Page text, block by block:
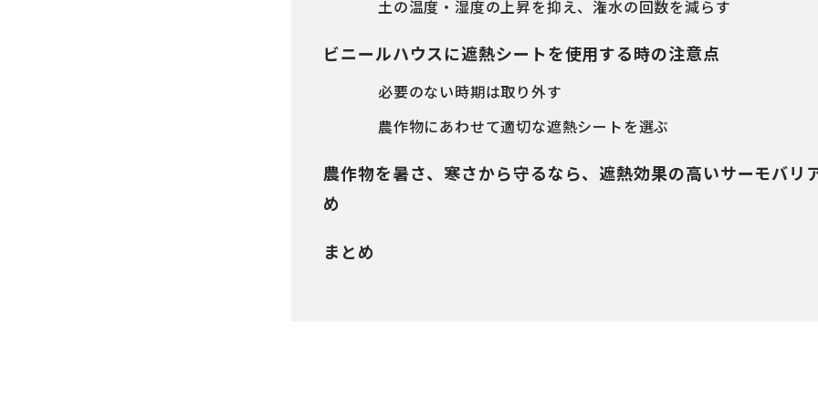
土の温度・湿度の上昇を抑え、潅水の回数を減らす
ビニールハウスに遮熱シートを使用する時の注意点
必要のない時期は取り外す
農作物にあわせて適切な遮熱シートを選ぶ
農作物を暑さ、寒さから守るなら、遮熱効果の高いサーモバリ
め
まとめ